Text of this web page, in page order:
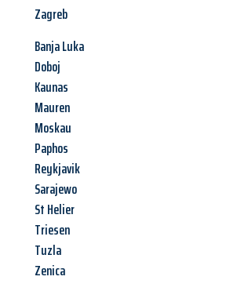
Zagreb
Banja Luka
Doboj
Kaunas
Mauren
Moskau
Paphos
Reykjavik
Sarajewo
St Helier
Triesen
Tuzla
Zenica